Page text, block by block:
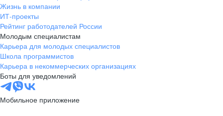
ул. Большевистская, д. 35,
помещение 21
+7 383 207-94-64
pr@nsk.hh.ru
Минск
пр-т Дзержинского, д. 57,
10 этаж, помещение 45-1
Жизнь в компании
ИТ-проекты
Рейтинг работодателей России
Молодым специалистам
Карьера для молодых специалистов
Школа программистов
Карьера в некоммерческих организациях
Боты для уведомлений
Мобильное приложение